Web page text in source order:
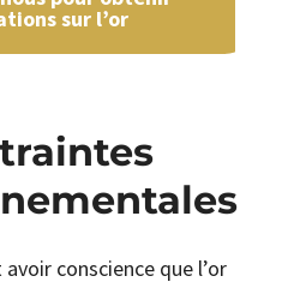
sur l’or
conscience que l’or